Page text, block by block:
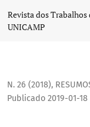
Investigação dos
Revista dos
UNICAMP
N. 26 (2018),
Publicado 2019-01-18